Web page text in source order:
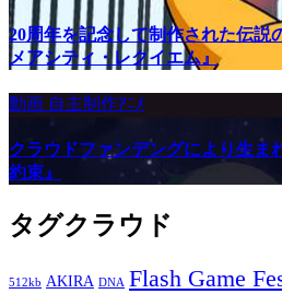
20周年を記念して制作された伝説
メアシティ・レクイエム』
動画 自主制作ｱﾆﾒ
クラウドファンデングにより生ま
約束』
タグクラウド
512kb AKIRA DNA Flash Game